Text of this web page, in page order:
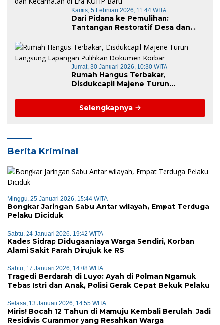
Kamis, 5 Februari 2026, 11:44 WITA
Dari Pidana ke Pemulihan:
Tantangan Restoratif Desa dan
Jumat, 30 Januari 2026, 10:30 WITA
Rumah Hangus Terbakar,
Disdukcapil Majene Turun
Dokumen Korban
Selengkapnya
Berita Kriminal
Minggu, 25 Januari 2026, 15:44 WITA
Bongkar Jaringan Sabu Antar wilayah, Empat Terduga
Pelaku Diciduk
Sabtu, 24 Januari 2026, 19:42 WITA
Kades Sidrap Didugaaniaya Warga Sendiri, Korban
Alami Sakit Parah Dirujuk ke RS
Sabtu, 17 Januari 2026, 14:08 WITA
Tragedi Berdarah di Luyo: Ayah di Polman Ngamuk
Tebas Istri dan Anak, Polisi Gerak Cepat Bekuk Pelaku
Selasa, 13 Januari 2026, 14:55 WITA
Miris! Bocah 12 Tahun di Mamuju Kembali Berulah, Jadi
Residivis Curanmor yang Resahkan Warga